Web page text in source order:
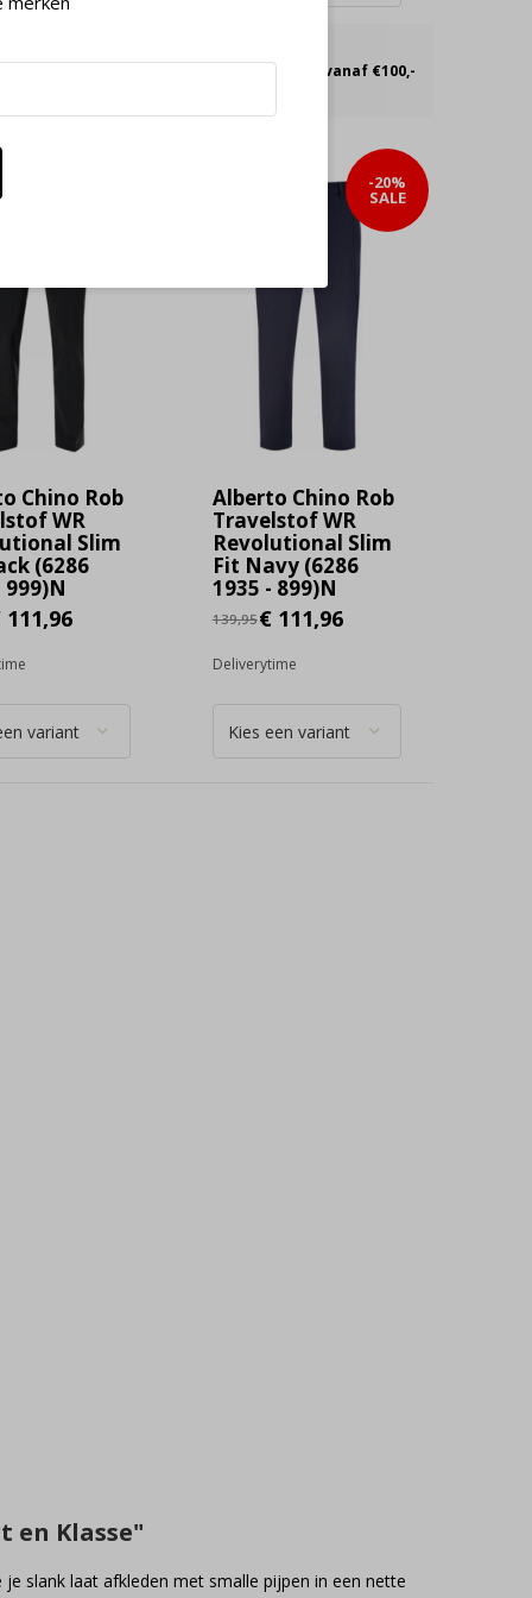
Gratis verzending vanaf €100,-
Chino Rob
WR
Slim
(6286
999)N
Alberto Chino Rob
Travelstof WR
Revolutional Slim
Fit Navy (6286
1935 - 899)N
-20%
SALE
139,95€ 111,96
Deliverytime
en Klasse"
slank laat afkleden met smalle pijpen in een nette